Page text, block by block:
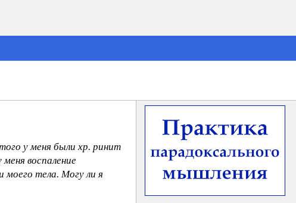
у меня были хр. ринит
воспаление
моего тела. Могу ли я